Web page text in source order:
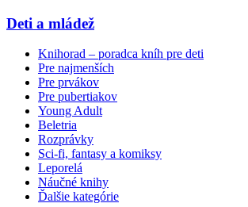
Deti a mládež
Knihorad – poradca kníh pre deti
Pre najmenších
Pre prvákov
Pre pubertiakov
Young Adult
Beletria
Rozprávky
Sci-fi, fantasy a komiksy
Leporelá
Náučné knihy
Ďalšie kategórie